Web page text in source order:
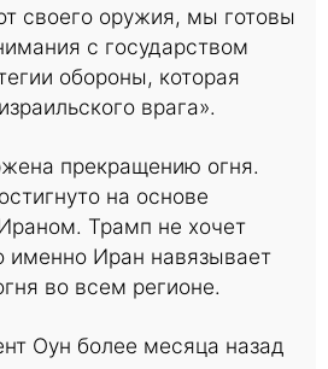
своего оружия, мы готовы
с государством
обороны, которая
врага».
прекращению огня.
на основе
Трамп не хочет
именно Иран навязывает
во всем регионе.
Оун более месяца назад